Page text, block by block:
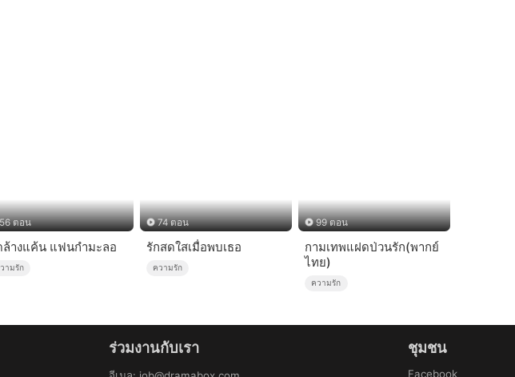
ตอน
ล้างแค้น แฟนกำมะลอ
ามรัก
74 ตอน
รักสดใสเมื่อพบเธอ
ความรัก
99 ตอน
กามเทพแฝดป่วนรัก(พากย์
ไทย)
ความรัก
ร่วมงานกับเรา ชุมชน
Facebook